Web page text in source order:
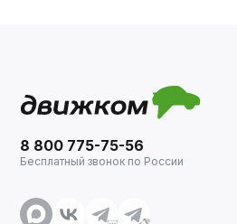
8 800 775-75-56
Бесплатный звонок по России